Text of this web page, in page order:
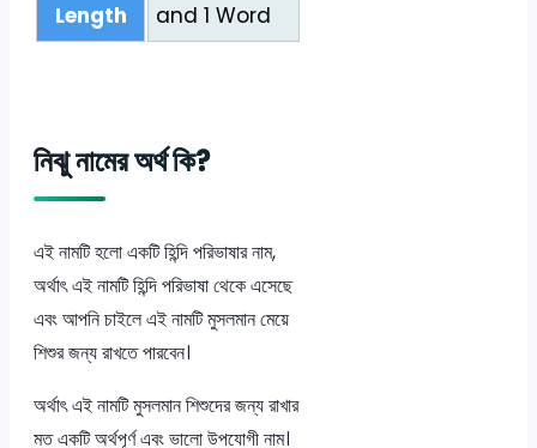
Length
and 1 Word
নিঝু নামের অর্থ কি?
এই নামটি হলো একটি হিন্দি পরিভাষার নাম,
অর্থাৎ এই নামটি হিন্দি পরিভাষা থেকে এসেছে
এবং আপনি চাইলে এই নামটি মুসলমান মেয়ে
শিশুর জন্য রাখতে পারবেন।
অর্থাৎ এই নামটি মুসলমান শিশুদের জন্য রাখার
মত একটি অর্থপূর্ণ এবং ভালো উপযোগী নাম।